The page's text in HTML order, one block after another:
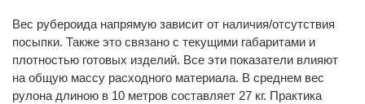
Вес рубероида напрямую зависит от наличия/отсутствия
посыпки. Также это связано с текущими габаритами и
плотностью готовых изделий. Все эти показатели влияют
на общую массу расходного материала. В среднем вес
рулона длиною в 10 метров составляет 27 кг. Практика